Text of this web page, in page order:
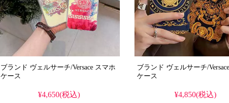
ブランド ヴェルサーチ/Versace スマホ
ケース
¥4,650(税込)
ブランド ヴェルサーチ/Versace スマ
ケース
¥4,850(税込)